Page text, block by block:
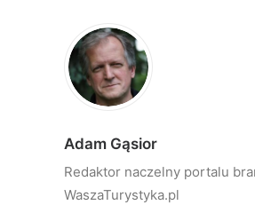
Adam Gąsior
Redaktor naczelny portalu
WaszaTurystyka.pl